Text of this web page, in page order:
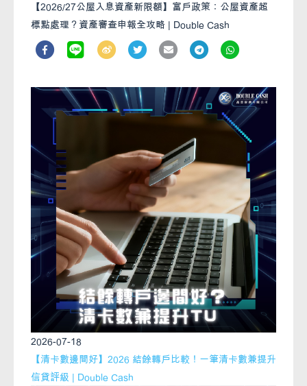
【2026/27公屋入息資產新限額】富戶政策：公屋資產超
標點處理？資產審查申報全攻略 | Double Cash
2026-07-18
【清卡數邊間好】2026 結餘轉戶比較！一筆清卡數兼提升
信貸評級 | Double Cash